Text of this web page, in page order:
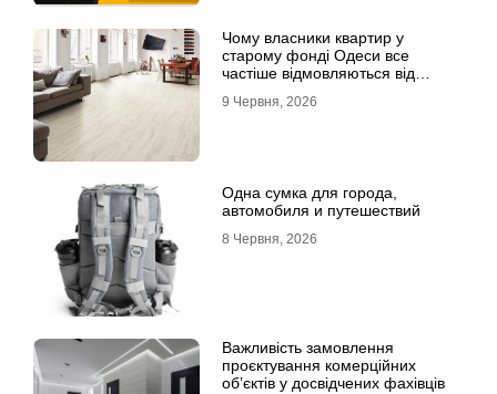
Чому власники квартир у
старому фонді Одеси все
частіше відмовляються від
9 Червня, 2026
Одна сумка для города,
автомобиля и путешествий
8 Червня, 2026
Важливість замовлення
проєктування комерційних
об’єктів у досвідчених фахівців